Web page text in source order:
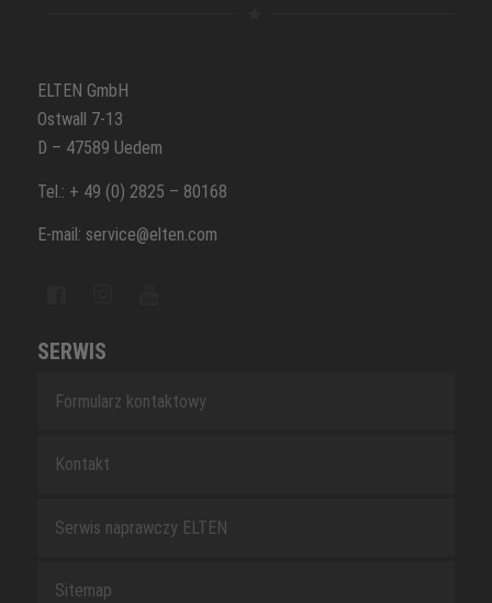
ELTEN GmbH
Ostwall 7-13
D – 47589 Uedem
Tel.: + 49 (0) 2825 – 80168
E-mail: service@elten.com
SERWIS
Formularz kontaktowy
Kontakt
Serwis naprawczy ELTEN
Sitemap